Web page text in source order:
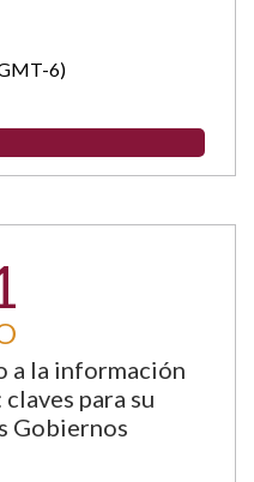
6)
a la información
para su
Gobiernos